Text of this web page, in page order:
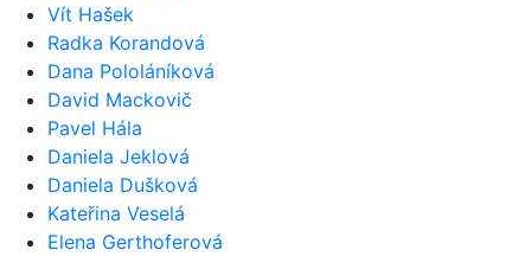
Vít Hašek
Radka Korandová
Dana Pololáníková
David Mackovič
Pavel Hála
Daniela Jeklová
Daniela Dušková
Kateřina Veselá
Elena Gerthoferová